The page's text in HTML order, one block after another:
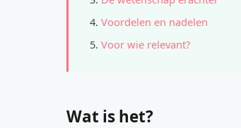
Voordelen en nadelen
Voor wie relevant?
Wat is het?